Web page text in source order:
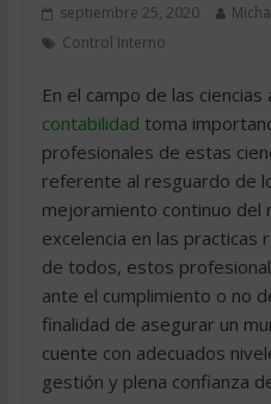
septiembre 25, 2020
Control Interno
En el campo de las
contabilidad toma
profesionales de estas
referente al resguardo de
mejoramiento continuo del
excelencia en las practicas
de todos, estos
ante el cumplimiento o no
finalidad de asegurar un
cuente con adecuados
gestión y plena confianza